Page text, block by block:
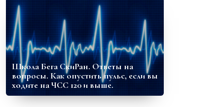
Школа Бега СкиРан. Ответы на
вопросы. Как опустить пульс, если вы
ходите на ЧСС 120 и выше.